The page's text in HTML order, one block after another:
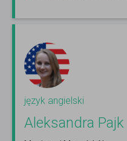
język angielski
Aleksandra Pajk